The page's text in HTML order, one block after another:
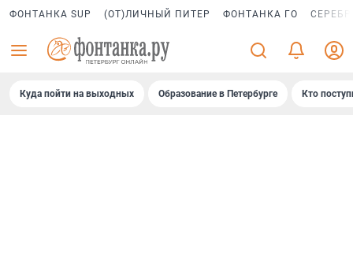
ФОНТАНКА SUP (ОТ)ЛИЧНЫЙ ПИТЕР ФОНТАНКА ГО
Куда пойти на выходных Образование в Петербурге Кто